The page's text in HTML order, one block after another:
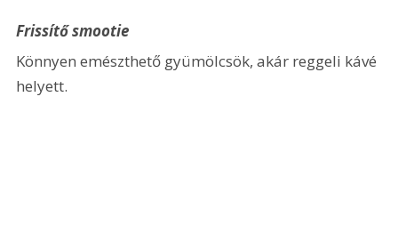
Frissítő smootie
Könnyen emészthető gyümölcsök, akár reggeli kávé
helyett.